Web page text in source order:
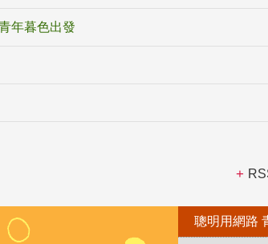
年暮色出發
聰明用網路